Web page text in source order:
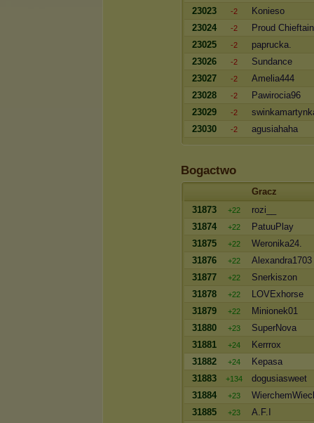
23023
-2
Konieso
23024
-2
Proud Chieftain
23025
-2
paprucka.
23026
-2
Sundance
23027
-2
Amelia444
23028
-2
Pawirocia96
23029
-2
23030
-2 agusiahaha
Bogactwo
Gracz
31873
+22
rozi__
31874
+22
PatuuPlay
31875
+22
Weronika24.
31876
+22
Alexandra1703
31877
+22
Snerkiszon
31878
+22
LOVExhorse
31879
+22
Minionek01
31880
+23
SuperNova
31881
+24
Kerrrox
31882
+24
Kepasa
31883
+134
dogusiasweet
31884
+23
31885
+23
A.F.I